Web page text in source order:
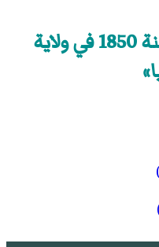
مقالات «تأسيسات سنة 1850 في ولاية